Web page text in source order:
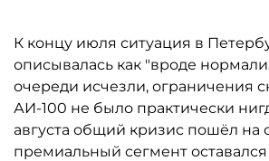
К концу июля ситуация в
описывалась как "вроде
очереди исчезли, ограничения
АИ-100 не было практически
августа общий кризис пошёл на
премиальный сегмент